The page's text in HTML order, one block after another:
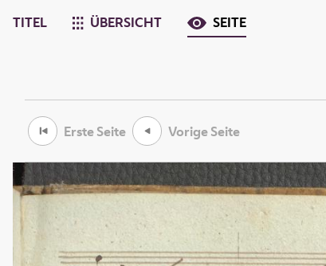
TITEL ÜBERSICHT SEITE
Erste Seite Vorige Seite